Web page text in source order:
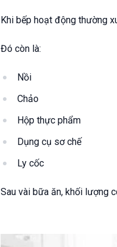
Khi bếp hoạt động thường
Đó còn là:
Nồi
Chảo
Hộp thực phẩm
Dụng cụ sơ chế
Ly cốc
Sau vài bữa ăn, khối lượng